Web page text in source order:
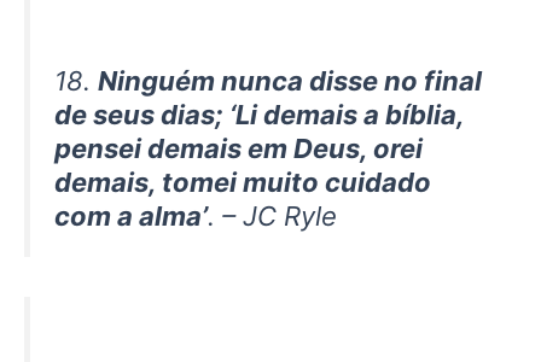
18. Ninguém nunca disse no final
de seus dias; ‘Li demais a bíblia,
pensei demais em Deus, orei
demais, tomei muito cuidado
com a alma’. – JC Ryle